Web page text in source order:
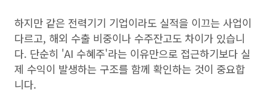
하지만 같은 전력기기 기업이라도 실적을 이끄는 사업이
다르고, 해외 수출 비중이나 수주잔고도 차이가 있습니
다. 단순히 'AI 수혜주'라는 이유만으로 접근하기보다 실
제 수익이 발생하는 구조를 함께 확인하는 것이 중요합
니다.